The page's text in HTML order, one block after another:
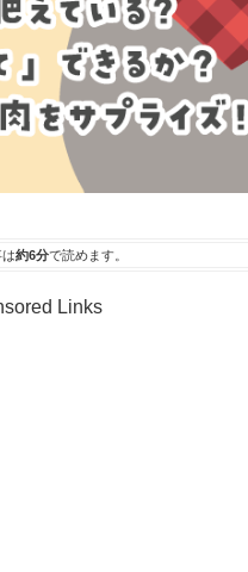
約6分で読めます。
Links